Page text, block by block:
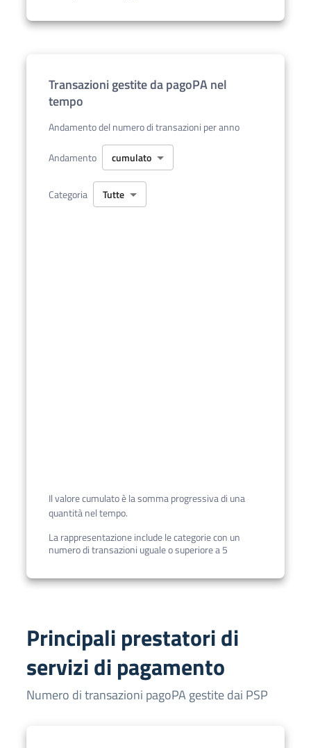
Transazioni gestite da pagoPA nel
tempo
Andamento del numero di transazioni per anno
Andamento cumulato
Categoria Tutte
Il valore cumulato è la somma progressiva di una
quantità nel tempo.
La rappresentazione include le categorie con un
numero di transazioni uguale o superiore a 5
Principali prestatori di
servizi di pagamento
Numero di transazioni pagoPA gestite dai PSP